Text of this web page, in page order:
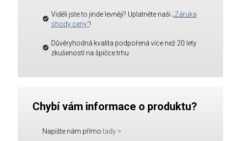
Viděli jste to jinde levněji? Uplatněte naši „Záruka
shody ceny“!
Důvěryhodná kvalita podpořená více než 20 lety
zkušeností na špičce trhu
Chybí vám informace o produktu?
Napište nám přímo tady >